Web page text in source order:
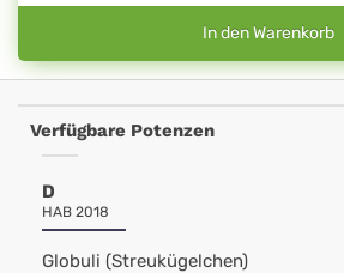
In den Warenkorb
Verfügbare Potenzen
D
HAB 2018
Globuli (Streukügelchen)